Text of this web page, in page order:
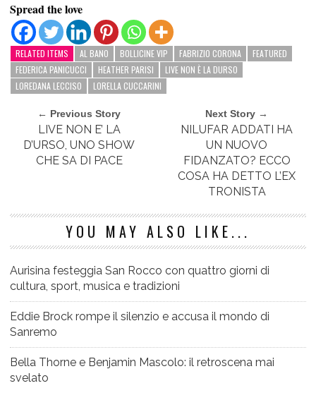
Spread the love
RELATED ITEMS AL BANO BOLLICINE VIP FABRIZIO CORONA
FEATURED
FEDERICA PANICUCCI
HEATHER PARISI
LIVE NON È LA DURSO
LOREDANA LECCISO
LORELLA CUCCARINI
← Previous Story
LIVE NON E’ LA
D’URSO, UNO SHOW
CHE SA DI PACE
Next Story →
NILUFAR ADDATI HA
UN NUOVO
FIDANZATO? ECCO
COSA HA DETTO L’EX
TRONISTA
YOU MAY ALSO LIKE...
Aurisina festeggia San Rocco con quattro giorni di
cultura, sport, musica e tradizioni
Eddie Brock rompe il silenzio e accusa il mondo di
Sanremo
Bella Thorne e Benjamin Mascolo: il retroscena mai
svelato